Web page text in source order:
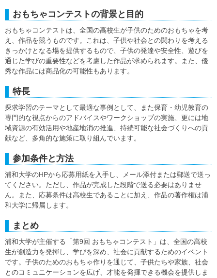
おもちゃコンテストの背景と目的
おもちゃコンテストは、全国の高校生が子供のためのおもちゃを考
え、作品を競うものです。これは、子供や社会との関わりを考える
きっかけとなる場を提供するもので、子供の発達や安全性、遊びを
通じた学びの重要性などを考慮した作品が求められます。また、優
秀な作品には商品化の可能性もあります。
特長
探求学習のテーマとして最適な事例として、また保育・幼児教育の
専門的な視点からのアドバイスやワークショップの実施、更には地
域資源の有効活用や地産地消の推進、持続可能な社会づくりへの貢
献など、多角的な施策に取り組んでいます。
参加条件と方法
浦和大学のHPから応募用紙を入手し、メール添付または郵送で送っ
てください。ただし、作品が完成した段階で送る必要はありませ
ん。また、応募条件は高校生であることに加え、作品の著作権は浦
和大学に帰属します。
まとめ
浦和大学が主催する「第9回 おもちゃコンテスト」は、全国の高校
生が創造力を発揮し、学びを深め、社会に貢献するためのイベント
です。子供のためのおもちゃ作りを通じて、子供たちや家族、社会
とのコミュニケーションを広げ、才能を発揮できる機会を提供しま